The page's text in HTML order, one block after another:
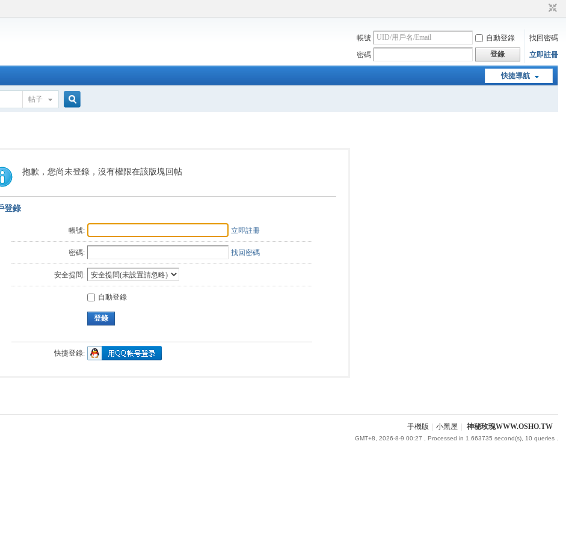
帳號 自動登錄
找回密碼
密碼
登錄 立即註冊
快捷導航
帖子
索
抱歉，您尚未登錄，沒有權限在該版塊回帖
登錄
帳號: 立即註冊
密碼: 找回密碼
安全提問:
自動登錄
登錄
快捷登錄:
手機版 小黑屋 神秘玫瑰WWW.OSHO.TW
GMT+8, 2026-8-9 00:27 , Processed in 1.663735 second(s), 10 queries .